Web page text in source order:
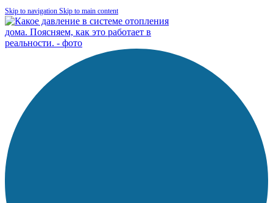
Skip to navigation Skip to main content